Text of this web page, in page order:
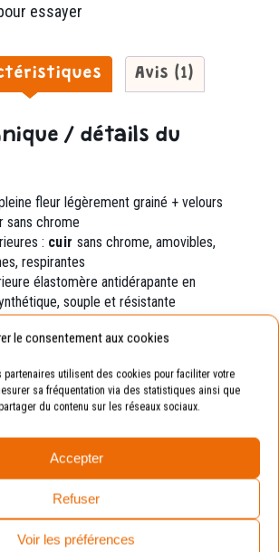
le consentement aux cookies
partenaires utilisent des cookies pour faciliter votre
sa fréquentation via des statistiques ainsi que
du contenu sur les réseaux sociaux.
Accepter
Refuser
Voir les préférences
essayer
Avis (1)
enfant : 19.
: 20 (en prenant compte de la
pieds de vos enfants.
/ détails du
fleur légèrement grainé + velours
sans chrome
: cuir sans chrome, amovibles,
respirantes
élastomère antidérapante en
souple et résistante